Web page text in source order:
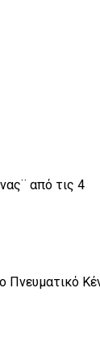
από τις 4
Πνευματικό